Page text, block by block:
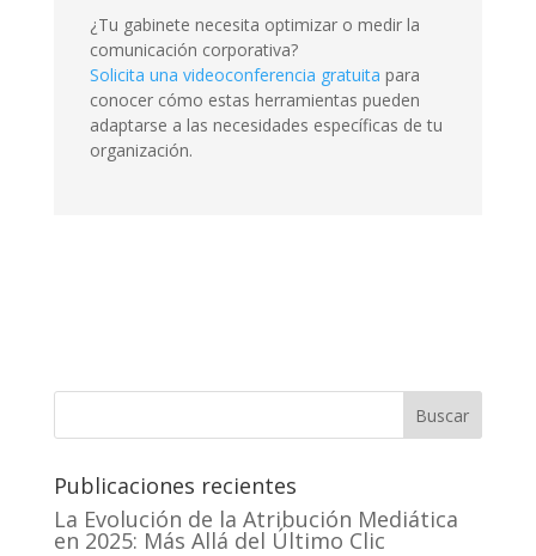
¿Tu gabinete necesita optimizar o medir la
comunicación corporativa?
Solicita una videoconferencia gratuita para
conocer cómo estas herramientas pueden
adaptarse a las necesidades específicas de tu
organización.
Buscar
Publicaciones recientes
La Evolución de la Atribución Mediática
en 2025: Más Allá del Último Clic